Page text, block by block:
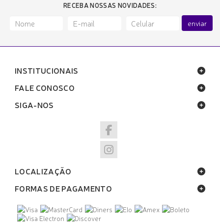
RECEBA NOSSAS NOVIDADES:
enviar
INSTITUCIONAIS
FALE CONOSCO
SIGA-NOS
LOCALIZAÇÃO
FORMAS DE PAGAMENTO